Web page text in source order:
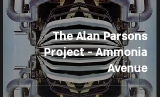
The Alan Parsons
Project - Ammonia
Avenue